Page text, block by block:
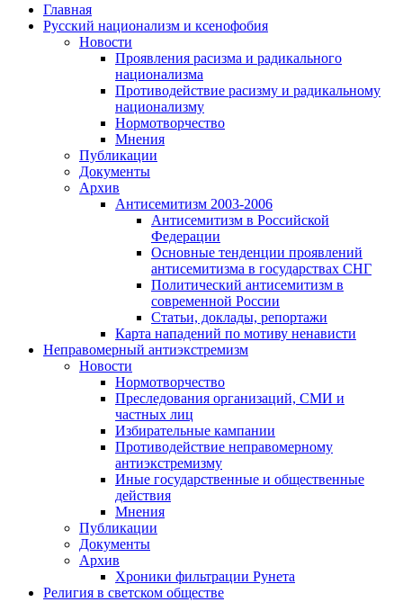
Главная
Русский национализм и ксенофобия
Новости
Проявления расизма и радикального
национализма
Противодействие расизму и радикальному
национализму
Нормотворчество
Мнения
Публикации
Документы
Архив
Антисемитизм 2003-2006
Антисемитизм в Российской
Федерации
Основные тенденции проявлений
антисемитизма в государствах СНГ
Политический антисемитизм в
современной России
Статьи, доклады, репортажи
Карта нападений по мотиву ненависти
Неправомерный антиэкстремизм
Новости
Нормотворчество
Преследования организаций, СМИ и
частных лиц
Избирательные кампании
Противодействие неправомерному
антиэкстремизму
Иные государственные и общественные
действия
Мнения
Публикации
Документы
Архив
Хроники фильтрации Рунета
Религия в светском обществе